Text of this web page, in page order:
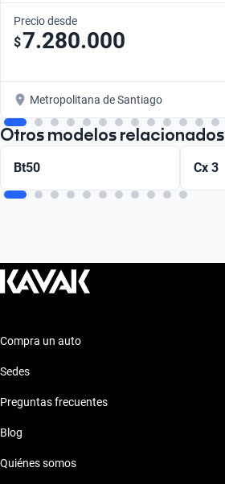
Precio desde
$7.280.000
Metropolitana de Santiago
Otros modelos relacionados
Bt50 Cx 3
Compra un auto
Sedes
Preguntas frecuentes
Blog
Quiénes somos